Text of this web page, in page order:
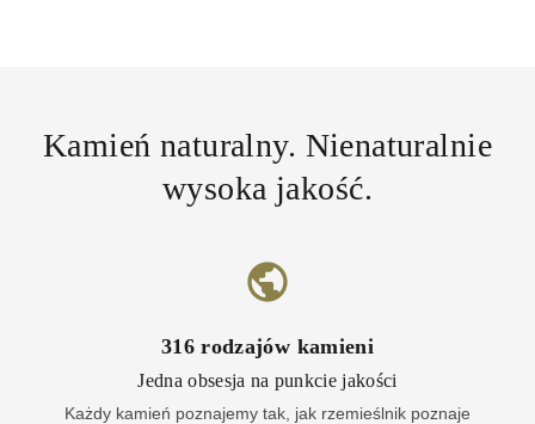
Kamień naturalny. Nienaturalnie
wysoka jakość.
316 rodzajów kamieni
Jedna obsesja na punkcie jakości
Każdy kamień poznajemy tak, jak rzemieślnik poznaje